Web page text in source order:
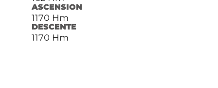
ASCENSION
1170 Hm
DESCENTE
1170 Hm